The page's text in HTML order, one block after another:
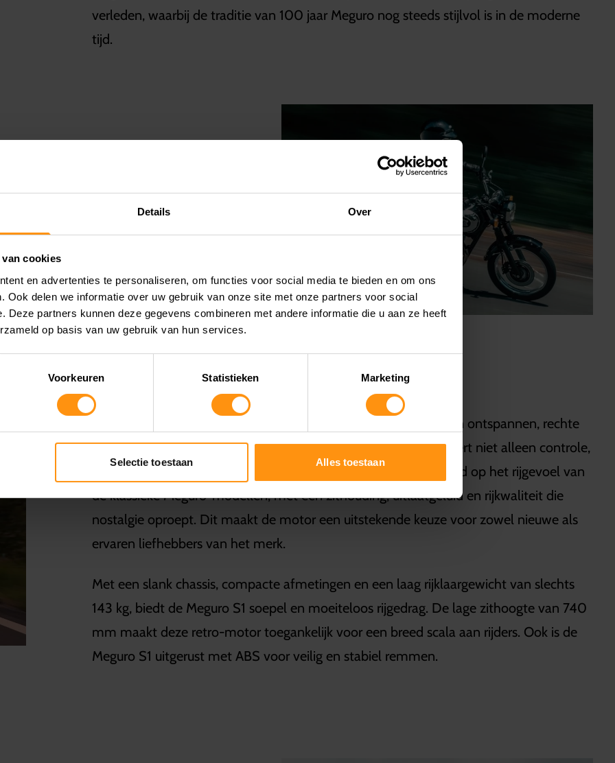
Details Over
cookies
en advertenties te personaliseren, om functies voor social media te bieden en om ons
Ook delen we informatie over uw gebruik van onze site met onze partners voor social
Deze partners kunnen deze gegevens combineren met andere informatie die u aan ze heeft
op basis van uw gebruik van hun services.
Voorkeuren Statistieken Marketing
Selectie toestaan Alles toestaan
verleden, waarbij de traditie van 100 jaar Meguro nog steeds stijlvol is in de moderne
tijd.
met een ingebouwd LCD-
lettertype, die doen denken aan
iconische rode "Meguro"-logo in
de voorzijde en 17-inch
uitstraling, maar zorgen ook
COMFORT & SOUND
De positie van het stuur, zadel en de voetsteunen zorgt voor een ontspannen, rechte
rijhouding, net als bij de klassieke Meguro-modellen. Dit bevordert niet alleen controle,
maar ook comfort tijdens het rijden. De Meguro S1 is geïnspireerd op het rijgevoel van
de klassieke Meguro-modellen, met een zithouding, uitlaatgeluid en rijkwaliteit die
nostalgie oproept. Dit maakt de motor een uitstekende keuze voor zowel nieuwe als
ervaren liefhebbers van het merk.
Met een slank chassis, compacte afmetingen en een laag rijklaargewicht van slechts
143 kg, biedt de Meguro S1 soepel en moeiteloos rijgedrag. De lage zithoogte van 740
mm maakt deze retro-motor toegankelijk voor een breed scala aan rijders. Ook is de
Meguro S1 uitgerust met ABS voor veilig en stabiel remmen.